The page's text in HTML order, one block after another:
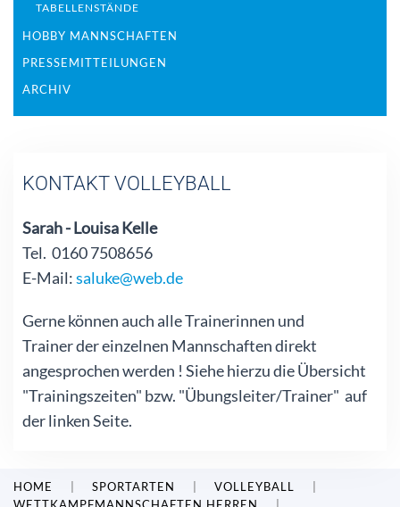
TABELLENSTÄNDE
HOBBY MANNSCHAFTEN
PRESSEMITTEILUNGEN
ARCHIV
KONTAKT VOLLEYBALL
Sarah - Louisa Kelle
Tel. 0160 7508656
E-Mail:saluke@web.de
Gerne können auch alle Trainerinnen und
Trainer der einzelnen Mannschaften direkt
angesprochen werden ! Siehe hierzu die Übersicht
"Trainingszeiten" bzw. "Übungsleiter/Trainer" auf
der linken Seite.
HOME SPORTARTEN
VOLLEYBALL
WETTKAMPFMANNSCHAFTEN HERREN